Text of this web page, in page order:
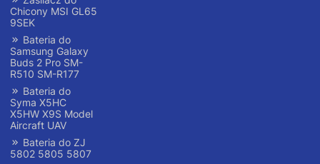
Chicony MSI GL65
9SEK
Bateria do
Samsung Galaxy
Buds 2 Pro SM-
R510 SM-R177
Bateria do
Syma X5HC
X5HW X9S Model
Aircraft UAV
Bateria do ZJ
5802 5805 5807